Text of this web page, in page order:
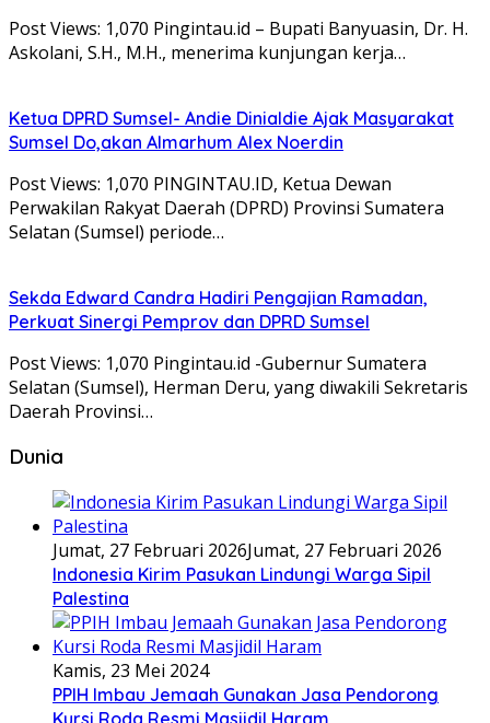
Post Views: 1,070 Pingintau.id – Bupati Banyuasin, Dr. H.
Askolani, S.H., M.H., menerima kunjungan kerja…
Ketua DPRD Sumsel- Andie Dinialdie Ajak Masyarakat
Sumsel Do,akan Almarhum Alex Noerdin
Post Views: 1,070 PINGINTAU.ID, Ketua Dewan
Perwakilan Rakyat Daerah (DPRD) Provinsi Sumatera
Selatan (Sumsel) periode…
Sekda Edward Candra Hadiri Pengajian Ramadan,
Perkuat Sinergi Pemprov dan DPRD Sumsel
Post Views: 1,070 Pingintau.id -Gubernur Sumatera
Selatan (Sumsel), Herman Deru, yang diwakili Sekretaris
Daerah Provinsi…
Dunia
Jumat, 27 Februari 2026Jumat, 27 Februari 2026
Indonesia Kirim Pasukan Lindungi Warga Sipil
Palestina
Kamis, 23 Mei 2024
PPIH Imbau Jemaah Gunakan Jasa Pendorong